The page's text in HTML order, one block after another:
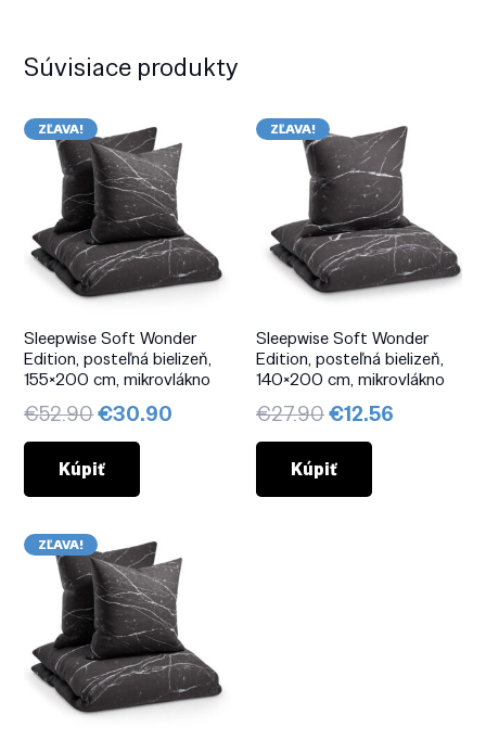
Súvisiace produkty
ZĽAVA!
Sleepwise Soft Wonder
Edition, posteľná bielizeň,
155×200 cm, mikrovlákno
€52.90Pôvodná
cena
bola:
€52.90.
€30.90 Aktuálna
Kúpiť
ZĽAVA!
Sleepwise Soft Wonder
Edition, posteľná bielizeň,
140×200 cm, mikrovlákno
€27.90Pôvodná
cena
bola:
€27.90.
€12.56
Kúpiť
ZĽAVA!